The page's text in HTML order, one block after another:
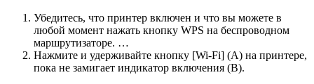
Убедитесь, что принтер включен и что вы можете в
любой момент нажать кнопку WPS на беспроводном
маршрутизаторе. …
Нажмите и удерживайте кнопку [Wi-Fi] (A) на принтере,
пока не замигает индикатор включения (B).